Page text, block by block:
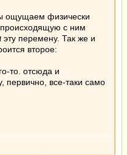
ощущаем физически
происходящую с ним
эту перемену. Так же и
второе:
то. отсюда и
первично, все-таки само